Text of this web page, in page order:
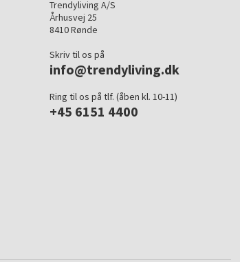
Trendyliving A/S
Århusvej 25
8410 Rønde
Skriv til os på
info@trendyliving.dk
Ring til os på tlf. (åben kl. 10-11)
+45 6151 4400